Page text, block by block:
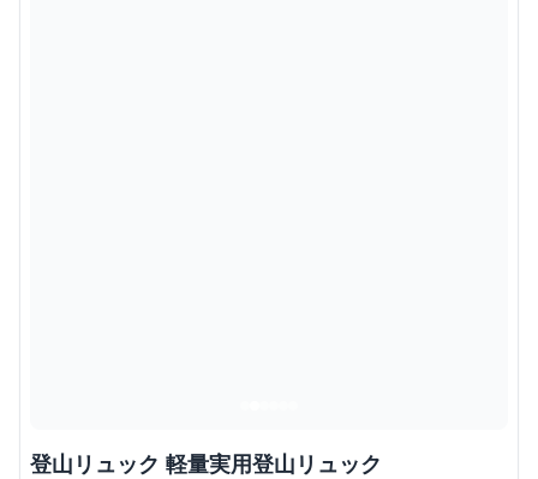
登山リュック 軽量実用登山リュック